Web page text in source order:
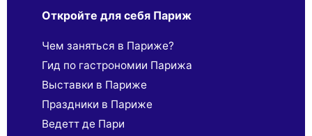
Откройте для себя Париж
Чем заняться в Париже?
Гид по гастрономии Парижа
Выставки в Париже
Праздники в Париже
Ведетт де Пари